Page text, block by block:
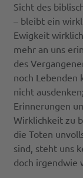
Sicht des
– bleibt ein
Ewigkeit
mehr an uns
des
noch Lebenden
nicht
Erinnerungen
Wirklichkeit zu
die Toten
sind, steht uns
doch irgendwie